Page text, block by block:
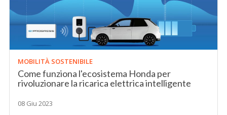
MOBILITÀ SOSTENIBILE
Come funziona l'ecosistema Honda per
rivoluzionare la ricarica elettrica intelligente
08 Giu 2023